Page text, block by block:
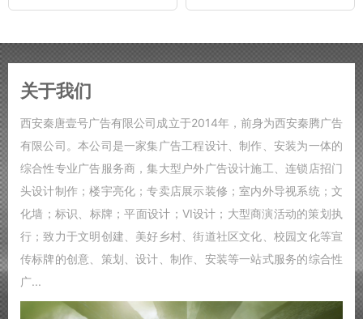
好的饭店装修，也能够...
装修了，要知道烧烤店的装修...
关于我们
西安秦唐壹号广告有限公司成立于2014年，前身为西安秦腾广告
有限公司。本公司是一家集广告工程设计、制作、安装为一体的
综合性专业广告服务商，集大型户外广告设计施工、连锁店招门
头设计制作；楼宇亮化；专卖店展示装修；室内外导视系统；文
化墙；标识、标牌；平面设计；VI设计；大型商演活动的策划执
行；致力于文明创建、美好乡村、街道社区文化、校园文化等宣
传标牌的创意、策划、设计、制作、安装等一站式服务的综合性
广...